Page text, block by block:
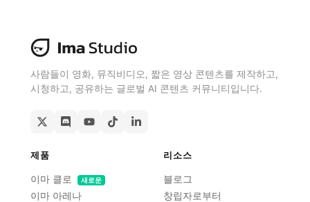
사람들이 영화, 뮤직비디오, 짧은 영상 콘텐츠를 제작하고,
시청하고, 공유하는 글로벌 AI 콘텐츠 커뮤니티입니다.
제품
이마 클로 새로운
이마 아레나
리소스
블로그
창립자로부터